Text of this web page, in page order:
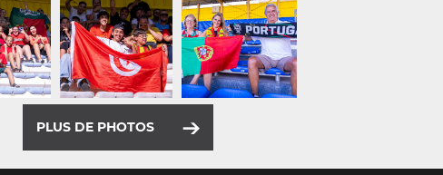
PLUS DE PHOTOS